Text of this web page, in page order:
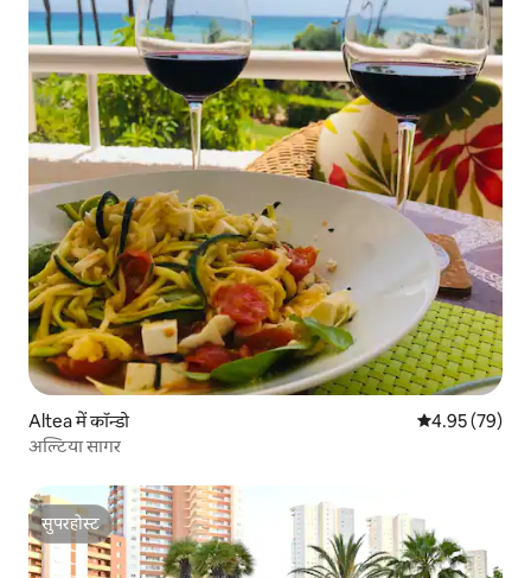
Altea में कॉन्डो औसत रेटिंग 5 में
4.95 (79)
अल्टिया सागर
सुपरहोस्ट
सुपरहोस्ट